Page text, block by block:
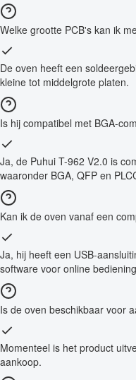
Welke grootte PCB's kan ik
De oven heeft een
kleine tot middelgrote platen.
Is hij compatibel met BGA-
Ja, de Puhui T-962 V2.0 is
waaronder BGA, QFP en
Kan ik de oven vanaf een
Ja, hij heeft een USB-
software voor online
Is de oven beschikbaar voor
Momenteel is het product
aankoop.